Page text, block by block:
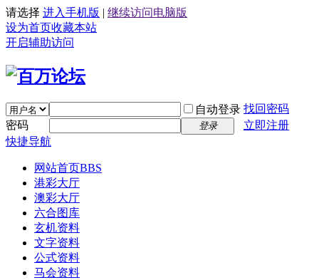
请选择 进入手机版 | 继续访问电脑版
设为首页收藏本站
开启辅助访问
自动登录 找回密码
密码
登录
立即注册
快捷导航
网站首页BBS
港彩大厅
澳彩大厅
六合图库
玄机资料
文字资料
公式资料
马会资料